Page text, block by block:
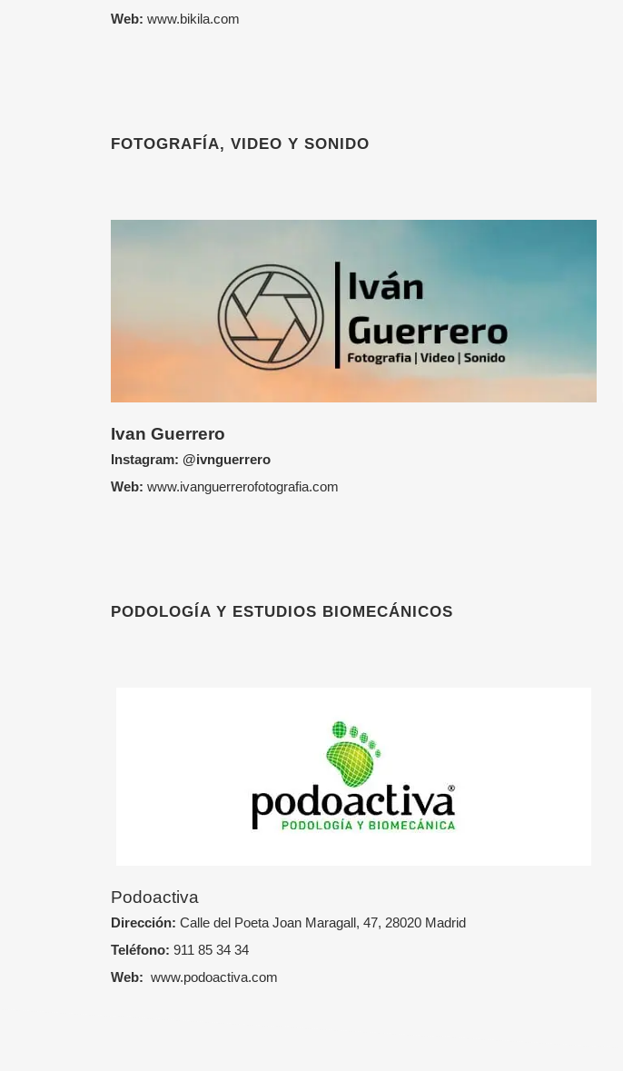
Web: www.bikila.com
FOTOGRAFÍA, VIDEO Y SONIDO
Ivan Guerrero
Instagram: @ivnguerrero
Web: www.ivanguerrerofotografia.com
PODOLOGÍA Y ESTUDIOS BIOMECÁNICOS
Podoactiva
Dirección: Calle del Poeta Joan Maragall, 47, 28020 Madrid
Teléfono: 911 85 34 34
Web: www.podoactiva.com